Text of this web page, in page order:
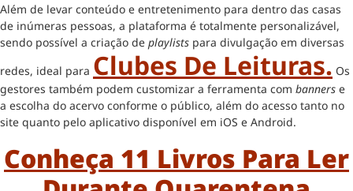
Além de levar conteúdo e entretenimento para dentro das casas
de inúmeras pessoas, a plataforma é totalmente personalizável,
sendo possível a criação de playlists para divulgação em diversas
redes, ideal para Clubes De Leituras. Os
gestores também podem customizar a ferramenta com banners e
a escolha do acervo conforme o público, além do acesso tanto no
site quanto pelo aplicativo disponível em iOS e Android.
Conheça 11 Livros Para Ler